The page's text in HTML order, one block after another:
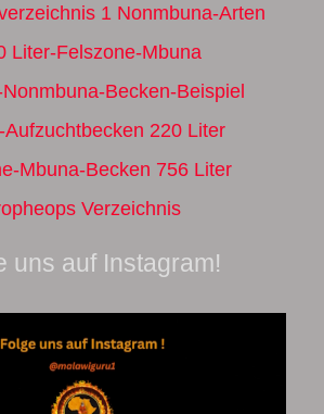
1 Nonmbuna-Arten
Liter-Felszone-Mbuna
Becken-Beispiel
Aufzuchtbecken 220 Liter
Mbuna-Becken 756 Liter
Verzeichnis
uns auf Instagram!